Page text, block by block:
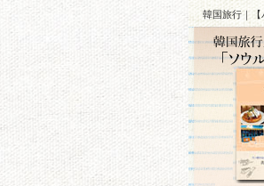
韓国旅行｜